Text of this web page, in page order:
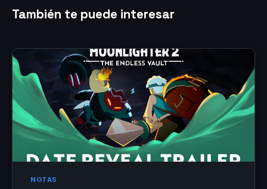
También te puede interesar
NOTAS